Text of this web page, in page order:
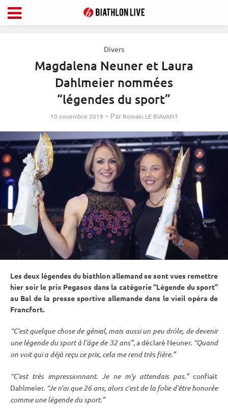
Divers
Magdalena Neuner et Laura
Dahlmeier nommées
“légendes du sport”
10 novembre 2019 Par Romain LE BIAVANT
Les deux légendes du biathlon allemand se sont vues remettre
hier soir le prix Pegasos dans la catégorie “Légende du sport”
au Bal de la presse sportive allemande dans le vieil opéra de
Francfort.
“C’est quelque chose de génial, mais aussi un peu drôle, de devenir
une légende du sport à l’âge de 32 ans”, a déclaré Neuner. “Quand
on voit qui a déjà reçu ce prix, cela me rend très fière.”
“C’est très impressionnant. Je ne m’y attendais pas.”confiait
Dahlmeier. “Je n’ai que 26 ans, alors c’est de la folie d’être honorée
comme une légende du sport.”